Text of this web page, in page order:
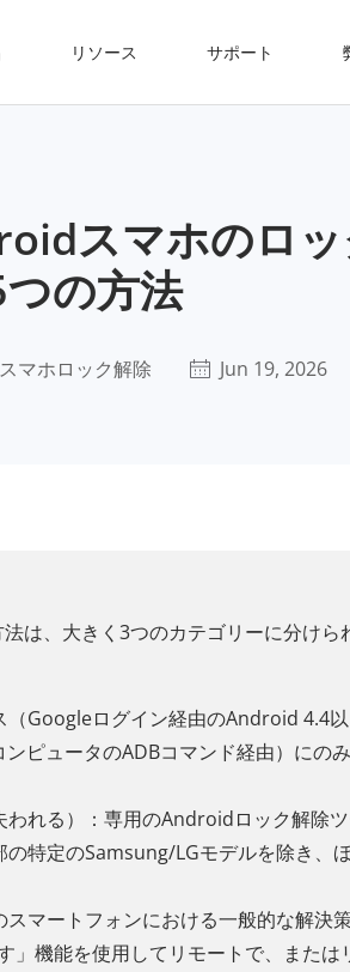
リソース サポート
スマホのロ
の方法
スマホロック解除 Jun 19, 2026
は、大きく3つのカテゴリーに分けら
（Googleログイン経由のAndroid 4.4以
ピュータのADBコマンド経由）にの
れる）：専用のAndroidロック解除
特定のSamsung/LGモデルを除き、
マートフォンにおける一般的な解決
機能を使用してリモートで、または